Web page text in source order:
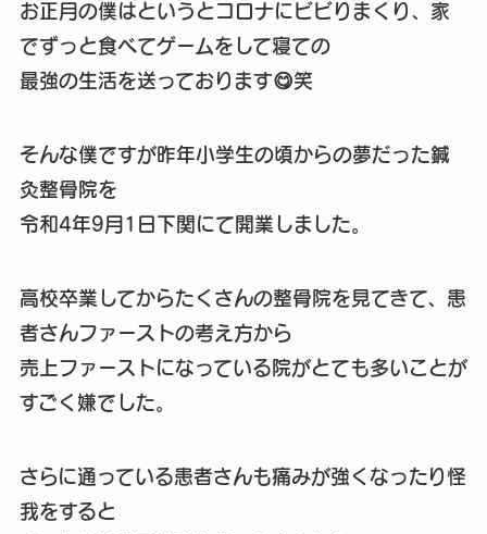
お正月の僕はというとコロナにビビりまくり、家
でずっと食べてゲームをして寝ての
最強の生活を送っております😋笑
そんな僕ですが昨年小学生の頃からの夢だった鍼
灸整骨院を
令和4年9月1日下関にて開業しました。
高校卒業してからたくさんの整骨院を見てきて、患
者さんファーストの考え方から
売上ファーストになっている院がとても多いことが
すごく嫌でした。
さらに通っている患者さんも痛みが強くなったり怪
我をすると